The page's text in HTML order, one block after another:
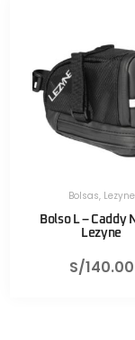
Bolsas, Lezyne
Bolso L – Caddy
Lezyne
S/140.00